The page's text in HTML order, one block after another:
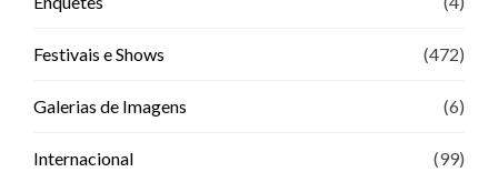
Festivais e Shows (472)
Galerias de Imagens (6)
Internacional (99)